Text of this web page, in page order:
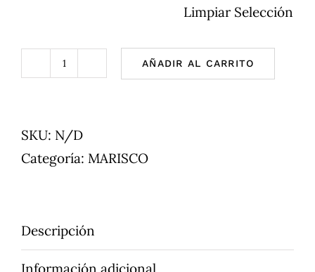
Limpiar Selección
Almeja
cantidad
AÑADIR AL CARRITO
SKU: N/D
Categoría: MARISCO
Descripción
Información adicional